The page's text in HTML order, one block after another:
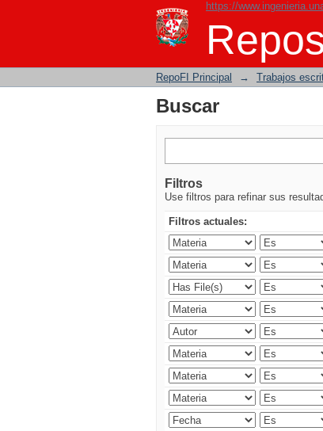
https://
Buscar
RepoFI Principal → Trabajos
Buscar
Filtros
Use filtros para refinar sus
Filtros actuales: